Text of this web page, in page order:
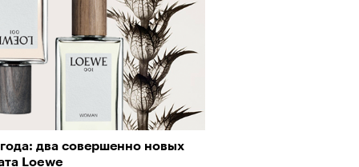
два совершенно новых
Loewe
2025: Япония наносит
удар